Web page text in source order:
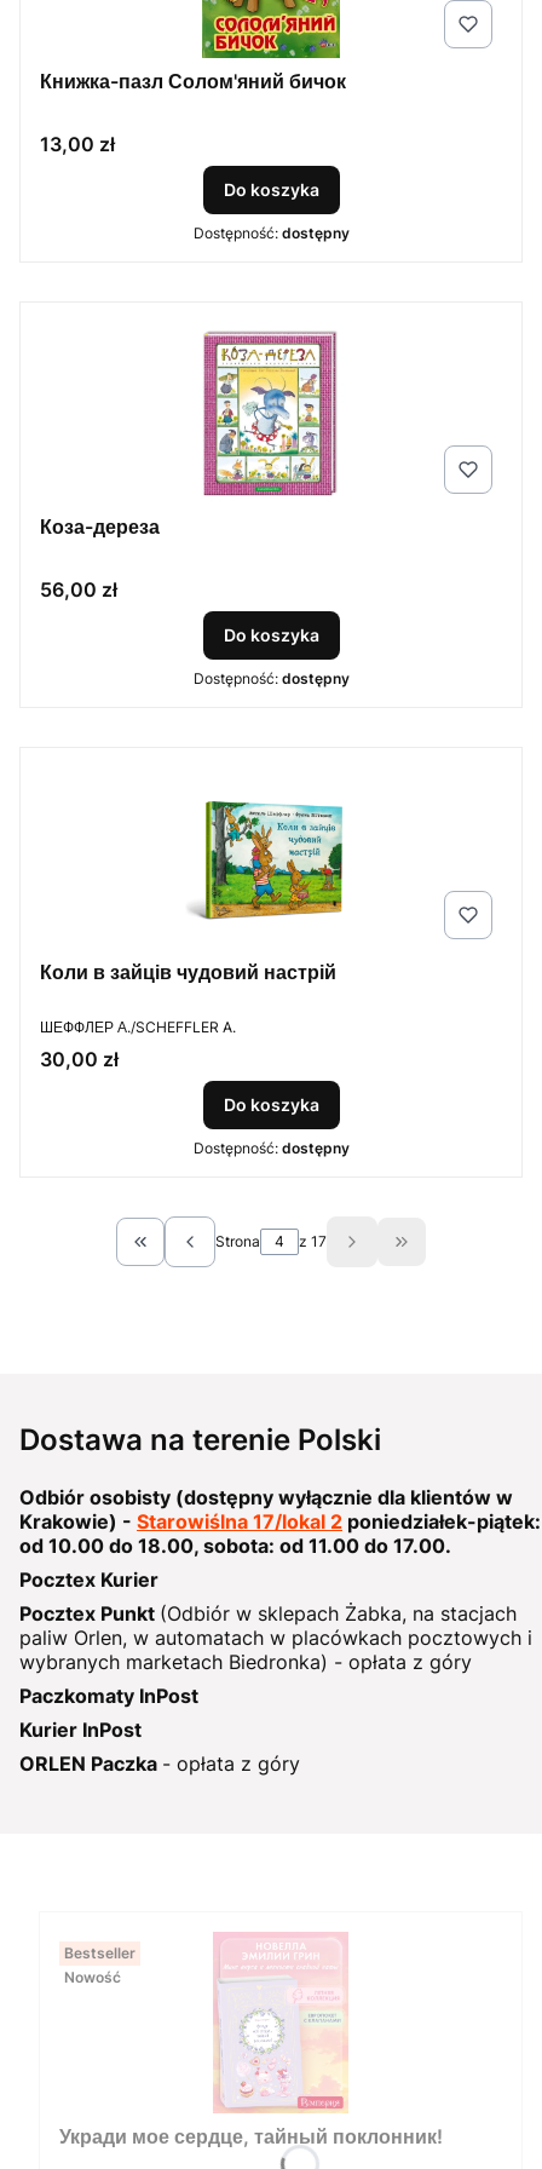
Книжка-пазл Солом'яний бичок
Cena
13,00 zł
Do koszyka
Dostępność: dostępny
Коза-дереза
Cena
56,00 zł
Do koszyka
Dostępność: dostępny
Коли в зайців чудовий настрій
PRODUCENT
ШЕФФЛЕР А./SCHEFFLER A.
Cena
30,00 zł
Do koszyka
Dostępność: dostępny
Wróć do pierwszej strony z produktami
Strona z 17 Przejdź do
Dostawa na terenie Polski
Odbiór osobisty (dostępny wyłącznie dla klientów w
Krakowie) - Starowiślna 17/lokal 2 poniedziałek-piątek:
od 10.00 do 18.00, sobota: od 11.00 do 17.00.
Pocztex Kurier
Pocztex Punkt (Odbiór w sklepach Żabka, na stacjach
paliw Orlen, w automatach w placówkach pocztowych i
wybranych marketach Biedronka) - opłata z góry
Paczkomaty InPost
Kurier InPost
ORLEN Paczka - opłata z góry
Bestseller
Nowość
Укради мое сердце, тайный поклонник!